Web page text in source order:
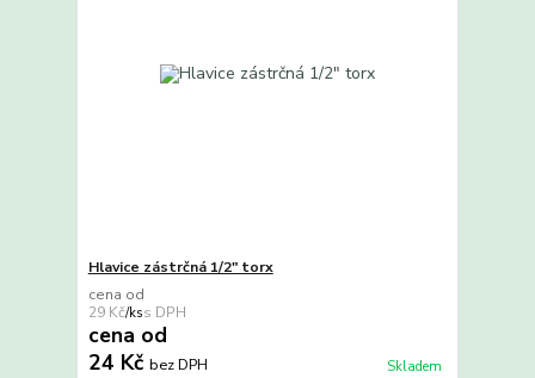
Hlavice zástrčná 1/2" torx
cena od
29 Kč/ks
cena od
24 Kč bez DPH Skladem